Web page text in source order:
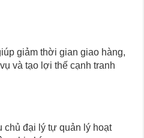
giảm thời gian giao hàng,
và tạo lợi thế cạnh tranh
chủ đại lý tự quản lý hoạt